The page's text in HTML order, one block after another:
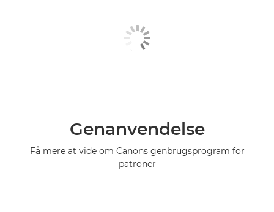
Genanvendelse
Få mere at vide om Canons genbrugsprogram for
patroner